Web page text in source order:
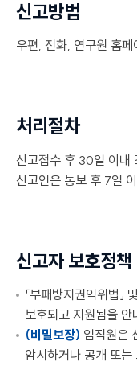
신고방법
우편, 전화, 연구원 홈
처리절차
신고접수 후 30일 이내
신고인은 통보 후 7일
신고자 보호정책
「부패방지권익위법」
보호되고 지원됨을 안
(비밀보장) 임직원은
암시하거나 공개 또는